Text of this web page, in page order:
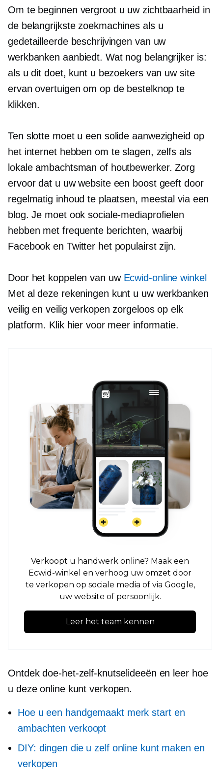
Om te beginnen vergroot u uw zichtbaarheid in
de belangrijkste zoekmachines als u
gedetailleerde beschrijvingen van uw
werkbanken aanbiedt. Wat nog belangrijker is:
als u dit doet, kunt u bezoekers van uw site
ervan overtuigen om op de bestelknop te
klikken.
Ten slotte moet u een solide aanwezigheid op
het internet hebben om te slagen, zelfs als
lokale ambachtsman of houtbewerker. Zorg
ervoor dat u uw website een boost geeft door
regelmatig inhoud te plaatsen, meestal via een
blog. Je moet ook sociale-mediaprofielen
hebben met frequente berichten, waarbij
Facebook en Twitter het populairst zijn.
Door het koppelen van uw Ecwid-online winkel
Met al deze rekeningen kunt u uw werkbanken
veilig en veilig verkopen zorgeloosop elk
platform. Klik hier voor meer informatie.
Verkoopt u handwerk online? Maak een
Ecwid-winkel en verhoog uw omzet door
te verkopen op sociale media of via Google,
uw website of persoonlijk.
Leer het team kennen
Ontdek doe-het-zelf-knutselideeën en leer hoe
u deze online kunt verkopen.
Hoe u een handgemaakt merk start en
ambachten verkoopt
DIY: dingen die u zelf online kunt maken en
verkopen